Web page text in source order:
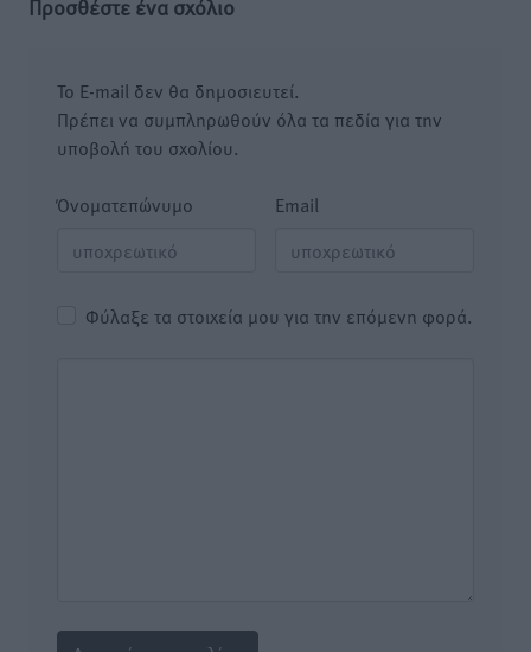
Προσθέστε ένα σχόλιο
Το E-mail δεν θα δημοσιευτεί.
Πρέπει να συμπληρωθούν όλα τα πεδία για την
υποβολή του σχολίου.
Όνοματεπώνυμο Email
Φύλαξε τα στοιχεία μου για την επόμενη φορά.